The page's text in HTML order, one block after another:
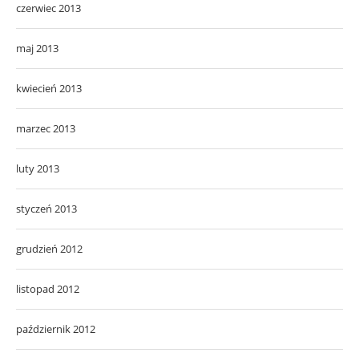
czerwiec 2013
maj 2013
kwiecień 2013
marzec 2013
luty 2013
styczeń 2013
grudzień 2012
listopad 2012
październik 2012